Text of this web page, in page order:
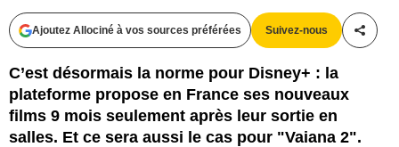
Ajoutez Allociné à vos sources préférées Suivez-nous
C’est désormais la norme pour Disney+ : la
plateforme propose en France ses nouveaux
films 9 mois seulement après leur sortie en
salles. Et ce sera aussi le cas pour "Vaiana 2".